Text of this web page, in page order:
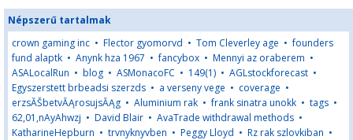
Népszerű tartalmak
crown gaming inc • Flector gyomorvd • Tom Cleverley age •founders
fund alaptk • Anynk hza 1967 •fancybox • Mennyi az oraberem •
ASALocalRun • blog • ASMonacoFC • 149(1) • AGLstockforecast •
Egyszerstett brbeadsi szerzds • a verseny vege • coverage •
erzsĂŠbetvĂĄrosujsĂĄg • Aluminium rak •frank sinatra unokk • tags •
62,01,nAyAhwzj • David Blair • AvaTrade withdrawal methods •
KatharineHepburn • trvnyknyvben • Peggy Lloyd • Rz rak szlovkiban •